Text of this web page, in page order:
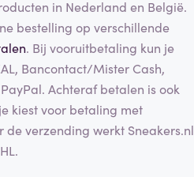
in Nederland en België.
bestelling op verschillende
. Bij vooruitbetaling kun je
Bancontact/Mister Cash,
Achteraf betalen is ook
kiest voor betaling met
de verzending werkt Sneakers.nl